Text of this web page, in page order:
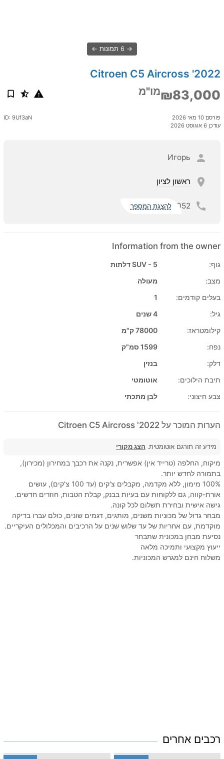
6 תמונות
2022' Citroen C5 Aircross
₪83,000מו"מ
פורסם 10 מאי 2026
עודכן 6 אוגוסט 2026
ID: 9Uf3aN
Игорь
ראשון לציון
052 להצגת המספר
Information from the owner
גוף:
SUV - 5 דלתות
מצב:
מעולה
בעלים קודמים:
1
גיל:
4 שנים
קילומטראז:
78000 ק"מ
נפח:
1599 סמ"ק
דלק:
בנזין
תיבת הילוכים:
אוטומטי
צבע חיצוני:
לבן מתכתי
הערות המוכר על 2022' Citroen C5 Aircross
מידע זה תורגם אוטומטית. הצג מקורי
מיקוח, החלפה (טרייד אין) אפשרית, נקנה את רכבך במחירון (מכירון),
בתמורה לחדש יותר.
100% מימון, ללא מקדמה, מקבלים צ'קים (עד 100 צ'קים), עושים
אורת-קווה, גם ללקוחות עם בעיות בבנק, קבלת הטבות, חוזרים חדשים.
גישה אישית ובחירת תשלום לכל קונה.
מבחר גדול של מכוניות משנים, מותגים, דגמים שונים, כולם עברו בדיקה
מוקדמת, עם אחריות של עד שלוש שנים על הרכיבים והמכלולים העיקריים.
נסיעת מבחן במכונית שתבחר
ייעוץ מקצועי ותמיכה מלאה
משלוח חינם למגרש המכוניות.
רכבים אחרים